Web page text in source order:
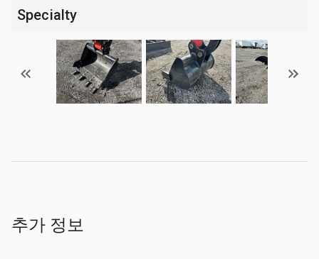
Specialty
추가 정보